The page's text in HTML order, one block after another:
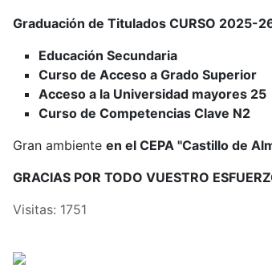
Graduación de Titulados CURSO 2025-
Educación Secundaria
Curso de Acceso a Grado Superior
Acceso a la Universidad mayores 25
Curso de Competencias Clave N2
Gran ambiente en el CEPA "Castillo de
GRACIAS POR TODO VUESTRO
Visitas: 1751